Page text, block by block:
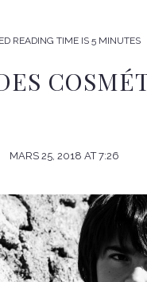
READING TIME IS 5 MINUTES
MARS 25, 2018 AT 7:26